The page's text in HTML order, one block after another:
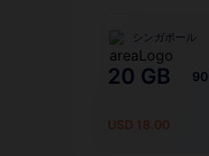
シンガポール
20 GB 90
USD 18.00